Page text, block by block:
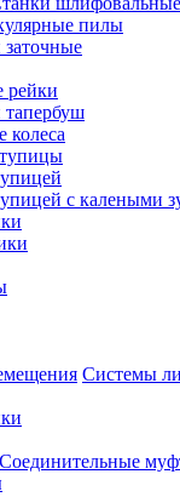
пилы
рейки
тапербуш
колеса
с калеными
Системы
Соединительные